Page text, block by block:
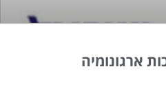
ארגונומיה